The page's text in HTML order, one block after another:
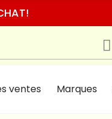
ventes Marques